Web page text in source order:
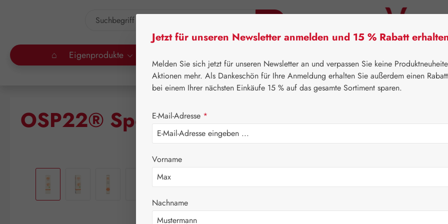
⌂ Eigenprodukte
⌂ Gall Pharma OSP22®
OSP22® Sport Aktiv Gel
Jetzt für unseren Newsletter anmelden und 15 % Rabatt
Melden Sie sich jetzt für unseren Newsletter an und verpassen Sie keine
Aktionen mehr. Als Dankeschön für Ihre Anmeldung erhalten Sie außerdem einen
bei einem Ihrer nächsten Einkäufe 15 % auf das gesamte Sortiment sparen.
E-Mail-Adresse *
Vorname
Nachname